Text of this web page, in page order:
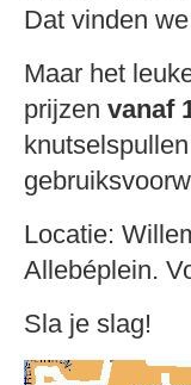
Dat vinden
Maar het
prijzen vanaf
Locatie:
Allebéplein.
Sla je slag!